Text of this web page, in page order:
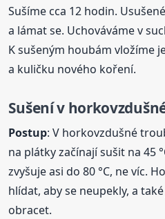
Sušíme cca 12 hodin.
a lámat se. Uchováváme v
K sušeným houbám vložíme
a kuličku nového koření.
Sušenív
Postup: V horkovzdušné
na plátky začínají sušit na 45
zvyšuje asi do 80 °C, ne víc.
hlídat, aby se neupekly, a
obracet.